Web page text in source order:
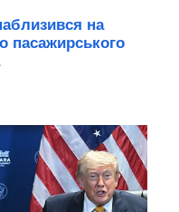
на
пасажирського